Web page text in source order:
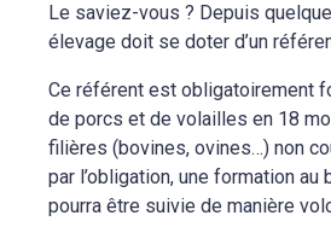
Le saviez-vous ? Depuis
élevage doit se doter d’un
Ce référent est obligatoirement
de porcs et de volailles en 18
filières (bovines, ovines…) non
par l’obligation, une formation au
pourra être suivie de manière